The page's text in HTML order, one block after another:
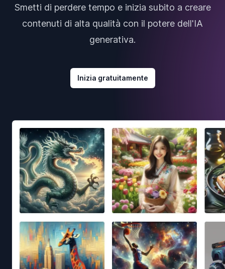
Smetti di perdere tempo e inizia subito a creare
contenuti di alta qualità con il potere dell'IA
generativa.
Inizia gratuitamente